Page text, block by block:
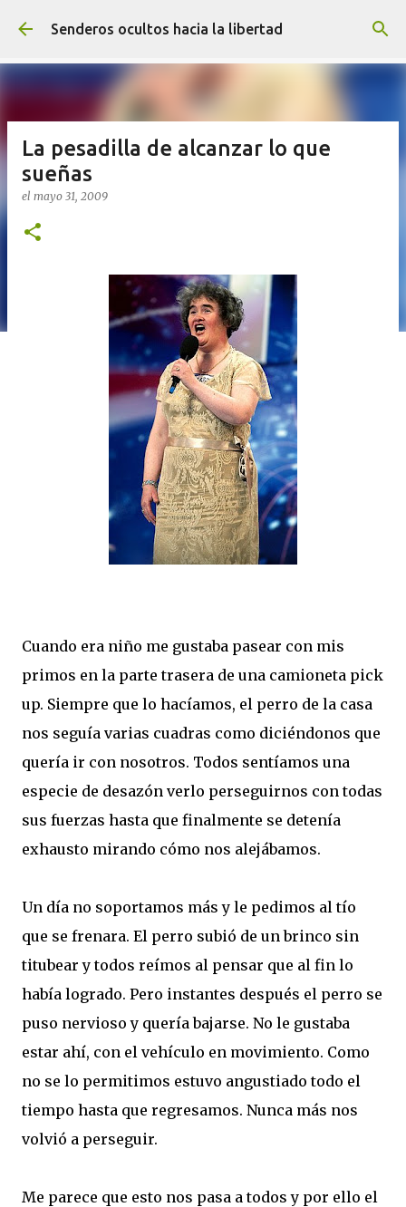
Ir al contenido principal
Senderos ocultos hacia la libertad
La pesadilla de alcanzar lo que
sueñas
el mayo 31, 2009
Cuando era niño me gustaba pasear con mis
primos en la parte trasera de una camioneta pick
up. Siempre que lo hacíamos, el perro de la casa
nos seguía varias cuadras como diciéndonos que
quería ir con nosotros. Todos sentíamos una
especie de desazón verlo perseguirnos con todas
sus fuerzas hasta que finalmente se detenía
exhausto mirando cómo nos alejábamos.
Un día no soportamos más y le pedimos al tío
que se frenara. El perro subió de un brinco sin
titubear y todos reímos al pensar que al fin lo
había logrado. Pero instantes después el perro se
puso nervioso y quería bajarse. No le gustaba
estar ahí, con el vehículo en movimiento. Como
no se lo permitimos estuvo angustiado todo el
tiempo hasta que regresamos. Nunca más nos
volvió a perseguir.
Me parece que esto nos pasa a todos y por ello el